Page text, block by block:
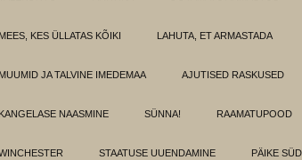
MEES, KES ÜLLATAS KÕIKI LAHUTA, ET ARMASTADA
MUUMID JA TALVINE IMEDEMAA AJUTISED RASKUSED
KANGELASE NAASMINE SÜNNA! RAAMATUPOOD
STAATUSE UUENDAMINE PÄIKE